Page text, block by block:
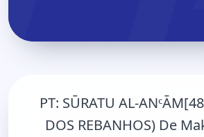
PT: SŪRATU AL-
DOS REBANHOS) De